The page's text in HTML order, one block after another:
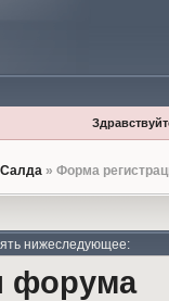
» Форма
нижеследующее:
форума